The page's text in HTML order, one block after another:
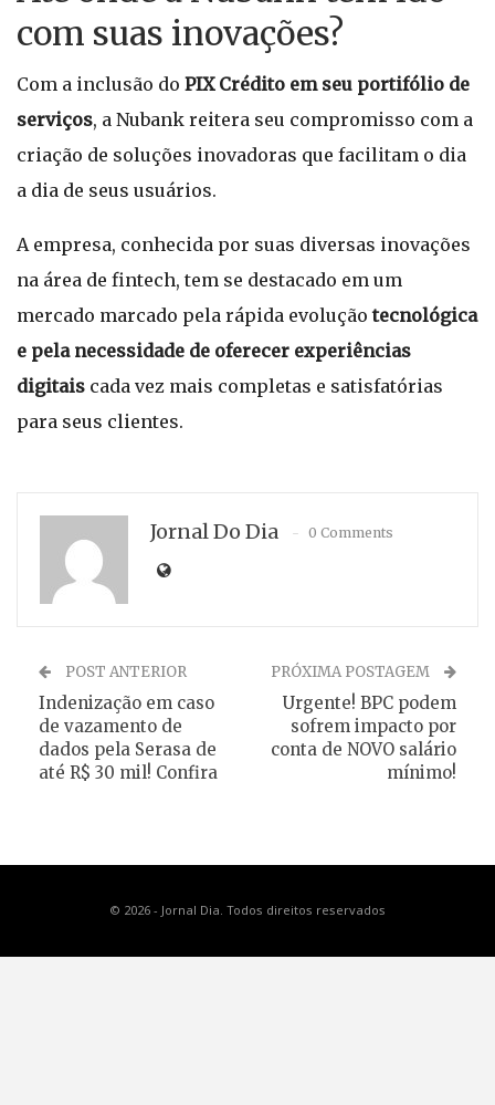
com suas inovações?
Com a inclusão do PIX Crédito em seu portifólio de
serviços, a Nubank reitera seu compromisso com a
criação de soluções inovadoras que facilitam o dia
a dia de seus usuários.
A empresa, conhecida por suas diversas inovações
na área de fintech, tem se destacado em um
mercado marcado pela rápida evoluçãotecnológica
e pela necessidade de oferecer experiências
digitais cada vez mais completas e satisfatórias
para seus clientes.
Jornal Do Dia 0 Comments
POST ANTERIOR
Indenização em caso
de vazamento de
dados pela Serasa de
até R$ 30 mil! Confira
PRÓXIMA POSTAGEM
Urgente! BPC podem
sofrem impacto por
conta de NOVO salário
mínimo!
© 2026 - Jornal Dia. Todos direitos reservados